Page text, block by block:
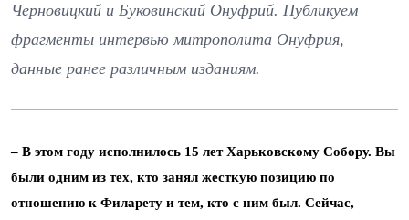
Черновицкий и Буковинский Онуфрий. Публикуем
фрагменты интервью митрополита Онуфрия,
данные ранее различным изданиям.
– В этом году исполнилось 15 лет Харьковскому Собору. Вы
были одним из тех, кто занял жесткую позицию по
отношению к Филарету и тем, кто с ним был. Сейчас,